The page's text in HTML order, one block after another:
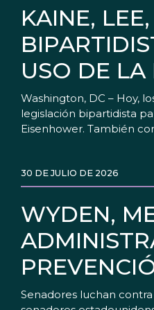
KAINE,
USO DE LA
Washington, DC – Hoy,
legislación bipartidista
Eisenhower. También
WYDEN,
30 DE JULIO DE 2026
Senadores luchan